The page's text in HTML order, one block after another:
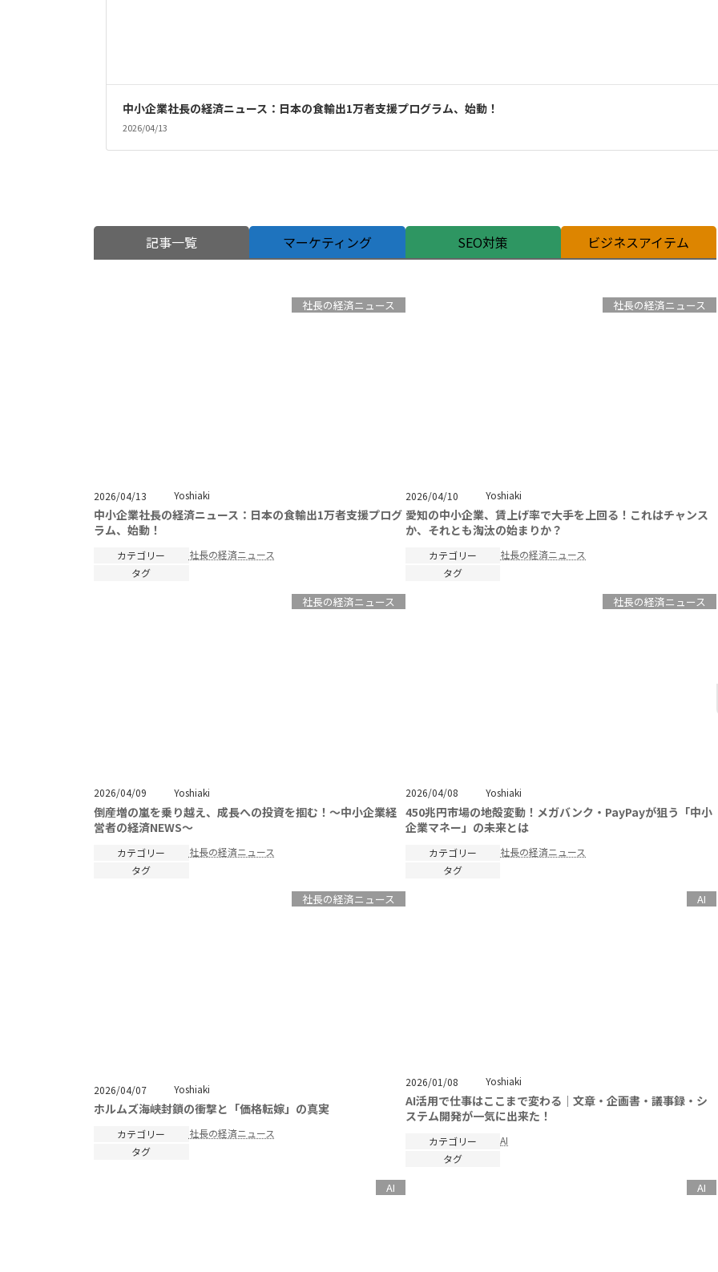
中小企業社長の経済ニュース：日本の食輸出1万者支援プログラム、始動！
2026/04/13
記事一覧 マーケティング SEO対策 ビジネスアイテム
社長の経済ニュース
2026/04/13 Yoshiaki
中小企業社長の経済ニュース：日本の食輸出1万者支援プログ
ラム、始動！
カテゴリー
社長の経済ニュース
タグ
社長の経済ニュース
2026/04/10 Yoshiaki
愛知の中小企業、賃上げ率で大手を上回る！これはチャンス
か、それとも淘汰の始まりか？
カテゴリー
社長の経済ニュース
タグ
社長の経済ニュース
2026/04/09 Yoshiaki
倒産増の嵐を乗り越え、成長への投資を掴む！～中小企業経
営者の経済NEWS～
カテゴリー
社長の経済ニュース
タグ
社長の経済ニュース
2026/04/08 Yoshiaki
450兆円市場の地殻変動！メガバンク・PayPayが狙う「中小
企業マネー」の未来とは
カテゴリー
社長の経済ニュース
タグ
社長の経済ニュース
2026/04/07 Yoshiaki
ホルムズ海峡封鎖の衝撃と「価格転嫁」の真実
カテゴリー
社長の経済ニュース
タグ
AI
2026/01/08 Yoshiaki
AI活用で仕事はここまで変わる｜文章・企画書・議事録・シ
ステム開発が一気に出来た！
カテゴリー
AI
タグ
AI AI